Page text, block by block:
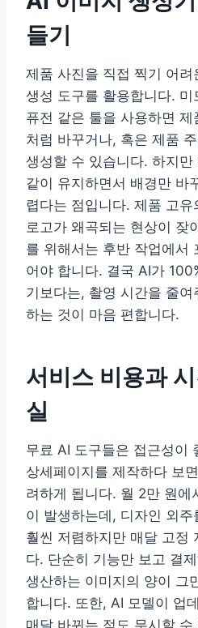
들기
제품 사진을 직접 찍기 어려
생성 도구를 활용합니다. 미
퓨전 같은 툴을 사용하면
처럼 바꾸거나, 혹은 제품
생성할 수 있습니다. 하지
같이 유지하면서 배경만 바
렵다는 점입니다. 제품 고
로고가 왜곡되는 현상이 잦
를 위해서는 후반 작업에서
어야 합니다. 결국 AI가
기보다는, 촬영 시간을 줄
하는 것이 마음 편합니다.
서비스 비용과
실
무료 AI 도구들은 접근성이
상세페이지를 제작하다 보
려하게 됩니다. 월 2만 원에
이 발생하는데, 디자인 외
훨씬 저렴하지만 매달 고정
다. 단순히 기능만 보고 결
생산하는 이미지의 양이 그
합니다. 또한, AI 모델이 업